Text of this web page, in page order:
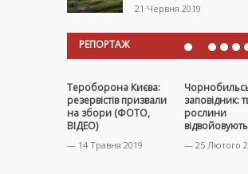
21 Червня 2019
РЕПОРТАЖ
Тероборона Києва:
резервістів призвали
на збори (ФОТО,
ВІДЕО)
— 14 Травня 2019
заповідник:
рослини
— 25 Лютого